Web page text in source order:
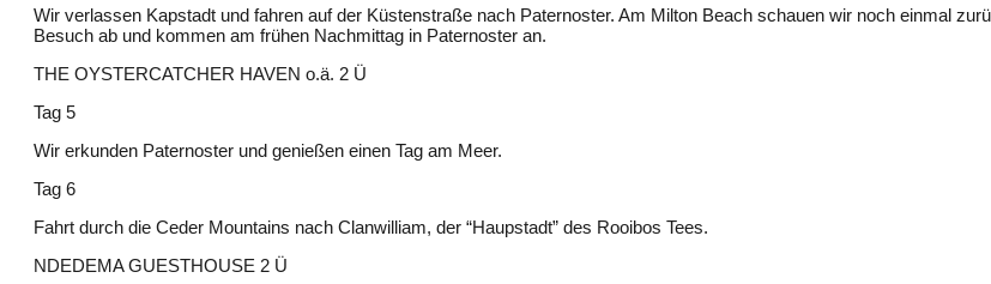
Wir verlassen Kapstadt und fahren auf der Küstenstraße nach Paternoster. Am Milton Beach schauen wir noch einmal
Besuch ab und kommen am frühen Nachmittag in Paternoster an.
THE OYSTERCATCHER HAVEN o.ä. 2 Ü
Tag 5
Wir erkunden Paternoster und genießen einen Tag am Meer.
Tag 6
Fahrt durch die Ceder Mountains nach Clanwilliam, der “Haupstadt” des Rooibos Tees.
NDEDEMA GUESTHOUSE 2 Ü